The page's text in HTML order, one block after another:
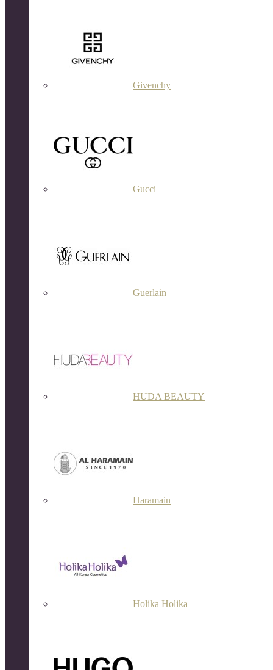
Givenchy
Gucci
Guerlain
HUDA BEAUTY
Haramain
Holika Holika